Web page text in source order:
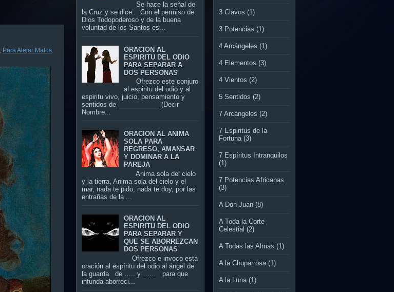
Para Alejar Malos
Se hace la señal de
la Cruz y se dice: Con el permiso de
Dios Todopoderoso y de la buena
voluntad de los Santos es...
ORACION AL
ESPIRITU DEL ODIO
PARA SEPARAR A
DOS PERSONAS
Ofrezco este conjuro
al espiritu del odio y al
espiritu vivo, juicio, pensamiento y
sentidos de____________ (Decir
Nombre...
ORACION AL ANIMA
SOLA PARA
REGRESO, AMANSAR
Y DOMINAR A LA
PAREJA
Anima sola del cielo
y la tierra, Anima sola del cielo y el
mar, nada te pido, nada te doy, por las
entrañas de la ...
ORACION AL
ESPIRITU DEL ODIO
PARA SEPARAR Y
QUE SE ABORREZCAN
DOS PERSONAS
Ofrezco e invoco esta
oración al espíritu del odio al ángel de
la guarda de ….. y …… para que
infunda aborreci...
3 Clavos (1)
3 Potencias (1)
4 Arcángeles (1)
4 Elementos (3)
4 Vientos (2)
5 Sentidos (2)
7 Arcángeles (2)
7 Espiritus de la
Fortuna (3)
7 Espíritus Intranquilos
(1)
7 Potencias Africanas
(3)
A Don Juan (8)
A Toda la Corte
Celestial (2)
A Todas las Almas (1)
A la Chuparrosa (1)
A la Luna (1)